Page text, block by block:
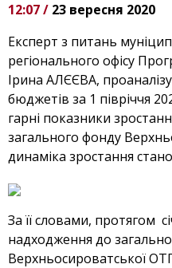
12:07 / 23 вересня 2020
Експерт з питань
регіонального офісу
Ірина АЛЄЄВА,
бюджетів за 1 півріччя
гарні показники
загального фонду
динаміка зростання
За її словами, протягом
надходження до
Верхньосироватської